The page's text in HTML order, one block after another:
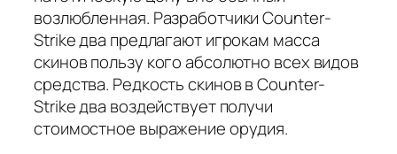
возлюбленная. Разработчики Counter-
Strike два предлагают игрокам масса
скинов пользу кого абсолютно всех видов
средства. Редкость скинов в Counter-
Strike два воздействует получи
стоимостное выражение орудия.